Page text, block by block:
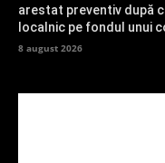
arestat preventiv după
localnic pe fondul unui
8 august 2026